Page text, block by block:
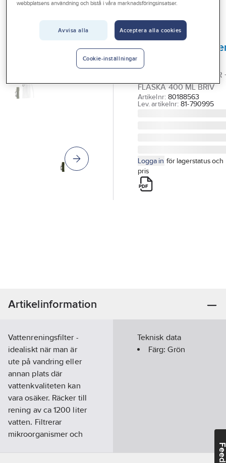
Outlet
Vanliga frågor
Mini
VATTENRENINGSFILTER
FLASKA 400 ML BRIV
Artikelnr: 80188563
Lev. artikelnr: 81-790995
Logga in för lagerstatus och
pris
Artikelinformation
Vattenreningsfilter -
idealiskt när man är
ute på vandring eller
annan plats där
vattenkvaliteten kan
vara osäker. Räcker till
rening av ca 1200 liter
vatten. Filtrerar
mikroorganismer och
Teknisk data
Färg:Grön
webbplatsens användning och bistå i våra marknadsföringsinsatser.
Avvisa alla Acceptera alla cookies
Cookie-inställningar